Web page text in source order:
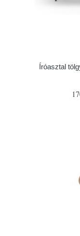
Íróasztal